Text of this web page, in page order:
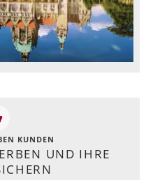
KUNDEN
UND IHRE